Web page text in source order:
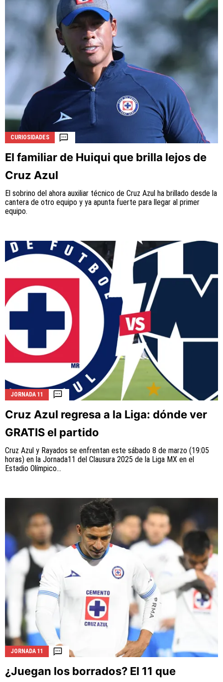
CURIOSIDADES
El familiar de Huiqui que brilla lejos de
Cruz Azul
El sobrino del ahora auxiliar técnico de Cruz Azul ha brillado desde la
cantera de otro equipo y ya apunta fuerte para llegar al primer
equipo.
JORNADA 11
Cruz Azul regresa a la Liga: dónde ver
GRATIS el partido
Cruz Azul y Rayados se enfrentan este sábado 8 de marzo (19:05
horas) en la Jornada11 del Clausura 2025 de la Liga MX en el
Estadio Olímpico...
JORNADA 11
¿Juegan los borrados? El 11 que